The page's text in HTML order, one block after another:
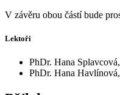
V závěru obou částí bude
Lektoři
PhDr. Hana
PhDr. Hana